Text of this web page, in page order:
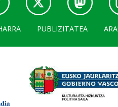
PUBLIZITATEA